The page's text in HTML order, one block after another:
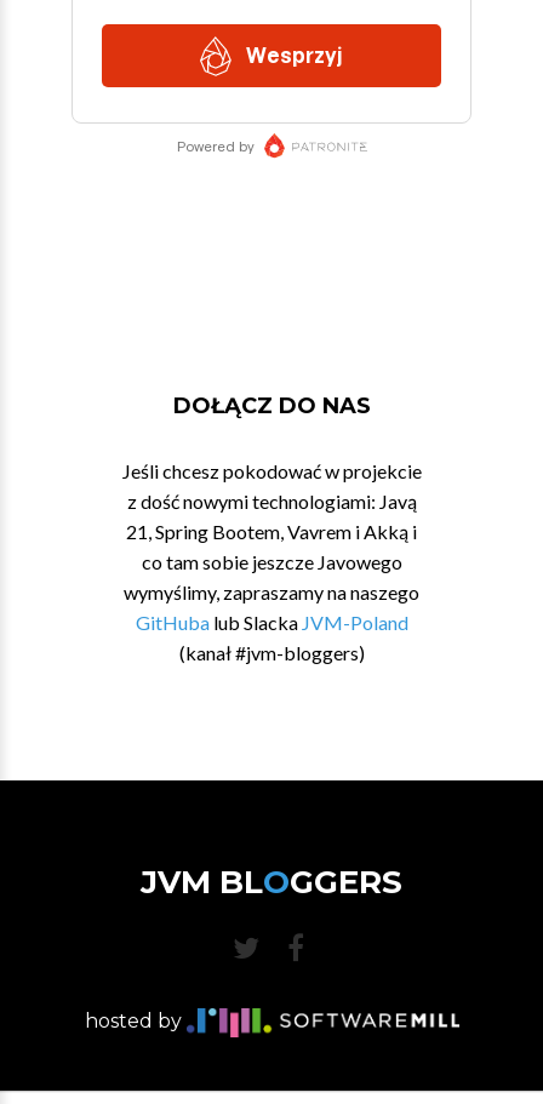
DOŁĄCZ DO NAS
Jeśli chcesz pokodować w projekcie
z dość nowymi technologiami: Javą
21, Spring Bootem, Vavrem i Akką i
co tam sobie jeszcze Javowego
wymyślimy, zapraszamy na naszego
GitHubalub Slacka JVM-Poland
(kanał #jvm-bloggers)
JVM BLOGGERS
hosted by